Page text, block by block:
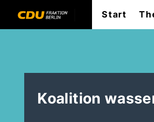
Start
Koalition